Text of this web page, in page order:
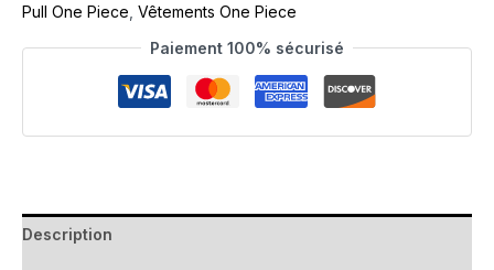
Pull One Piece Vêtements One Piece
Paiement 100% sécurisé
Description